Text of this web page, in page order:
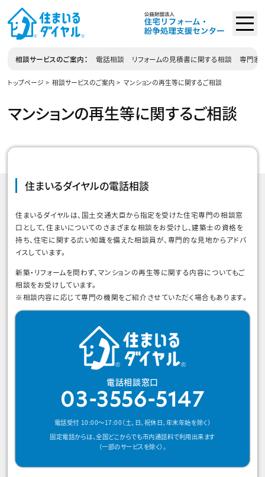
相談サービスのご案内 電話相談 リフォームの見積書に関する相談 専門家
トップページ 相談サービスのご案内 マンションの再生等に関するご相談
マンションの再生等に関するご相談
住まいるダイヤルの電話相談
住まいるダイヤルは、国土交通大臣から指定を受けた住宅専門の相談窓
口として、住まいについてのさまざまな相談をお受けし、建築士の資格を
持ち、住宅に関する広い知識を備えた相談員が、専門的な見地からアドバ
イスしています。
新築・リフォームを問わず、マンションの再生等に関する内容についてもご
相談をお受けしています。
※相談内容に応じて専門の機関をご紹介させていただく場合もあります。
電話相談窓口
03-3556-5147
電話受付 10:00～17:00（土、日、祝休日、年末年始を除く）
固定電話からは、全国どこからでも市内通話料で利用出来ます
（一部のサービスを除く）。